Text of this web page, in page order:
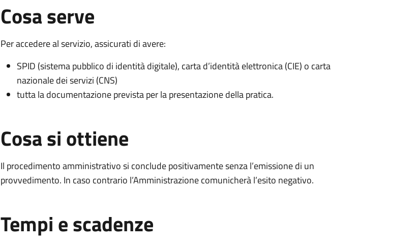
Cosa serve
Per accedere al servizio, assicurati di avere:
SPID (sistema pubblico di identità digitale), carta d’identità elettronica (CIE) o carta
nazionale dei servizi (CNS)
tutta la documentazione prevista per la presentazione della pratica.
Cosa si ottiene
Il procedimento amministrativo si conclude positivamente senza l’emissione di un
provvedimento. In caso contrario l’Amministrazione comunicherà l’esito negativo.
Tempi e scadenze